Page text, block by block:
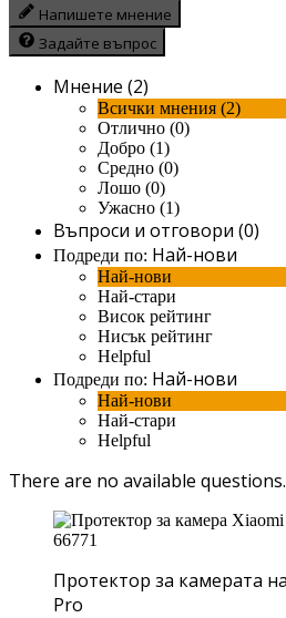
Напишете мнение
Задайте въпрос
Мнение (2)
Всички мнения (2)
Отлично (0)
Добро (1)
Средно (0)
Лошо (0)
Ужасно (1)
Въпроси и отговори (0)
Подреди по: Най-нови
Най-нови
Най-стари
Висок рейтинг
Нисък рейтинг
Helpful
Подреди по: Най-нови
Най-нови
Най-стари
Helpful
There are no available questions.
Протектор за камерата
Pro